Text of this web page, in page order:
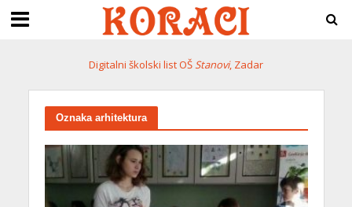
Digitalni školski list OŠStanovi, Zadar
Oznaka arhitektura